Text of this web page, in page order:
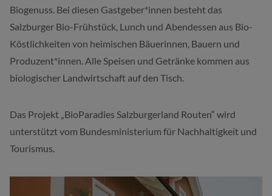
Biogenuss. Bei diesen Gastgeber*innen besteht das
Salzburger Bio-Frühstück, Lunch und Abendessen aus Bio-
Köstlichkeiten von heimischen Bäuerinnen, Bauern und
Produzent*innen. Alle Speisen und Getränke kommen aus
biologischer Landwirtschaft auf den Tisch.
Das Projekt „BioParadies Salzburgerland Routen“ wird
unterstützt vom Bundesministerium für Nachhaltigkeit und
Tourismus.